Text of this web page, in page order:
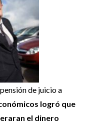
de juicio a
logró que
el dinero